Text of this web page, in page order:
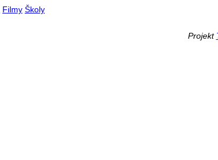
Filmy Školy
Projekt